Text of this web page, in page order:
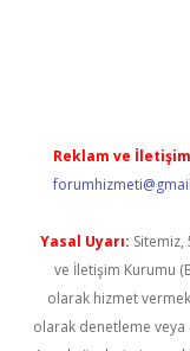
Reklam ve
Yasal Uyarı: Sitemiz,
ve İletişim Kurumu
olarak hizmet
olarak denetleme veya